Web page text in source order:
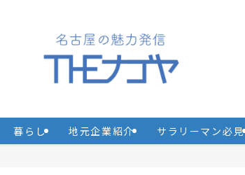
暮らし 地元企業紹介 サラリーマン必見